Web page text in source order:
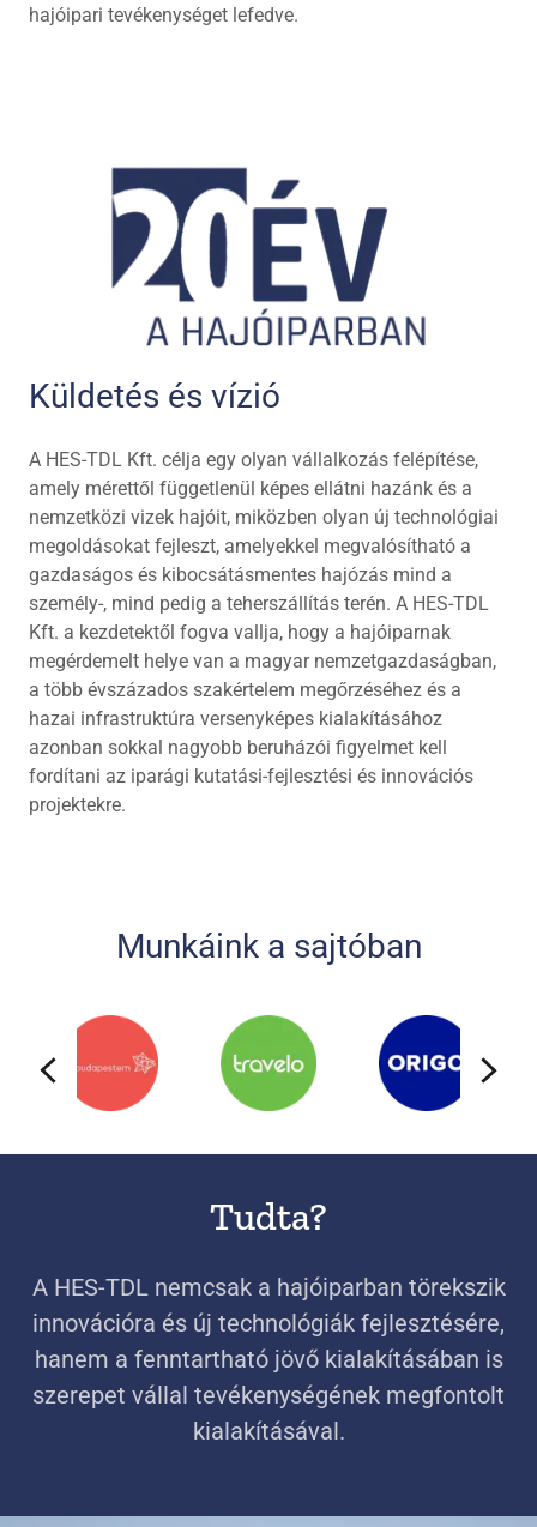
hajóipari tevékenységet lefedve.
Küldetés és vízió
A HES-TDL Kft. célja egy olyan vállalkozás felépítése,
amely mérettől függetlenül képes ellátni hazánk és a
nemzetközi vizek hajóit, miközben olyan új technológiai
megoldásokat fejleszt, amelyekkel megvalósítható a
gazdaságos és kibocsátásmentes hajózás mind a
személy-, mind pedig a teherszállítás terén. A HES-TDL
Kft. a kezdetektől fogva vallja, hogy a hajóiparnak
megérdemelt helye van a magyar nemzetgazdaságban,
a több évszázados szakértelem megőrzéséhez és a
hazai infrastruktúra versenyképes kialakításához
azonban sokkal nagyobb beruházói figyelmet kell
fordítani az iparági kutatási-fejlesztési és innovációs
projektekre.
Munkáink a sajtóban
Tudta?
A HES-TDL nemcsak a hajóiparban törekszik
innovációra és új technológiák fejlesztésére,
hanem a fenntartható jövő kialakításában is
szerepet vállal tevékenységének megfontolt
kialakításával.